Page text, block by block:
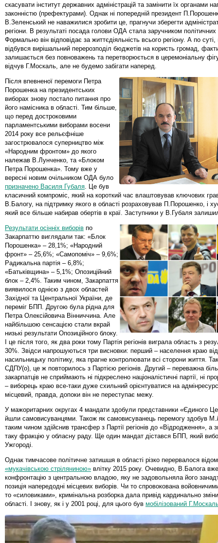
скасувати інститут державних адміністрацій та замінити їх органами
законністю (префектурами). Однак ні попередній президент
В.Зеленський не наважилися зробити це, прагнучи зберегти
регіони. В результаті посада голови ОДА стала заручником політичних
Формально він відповідає за життєдіяльність всього регіону. А по суті,
відбувся вирішальний перерозподіл бюджетів на користь громад,
залишається без повноважень та перетворюється в церемоніальну
відчув Г.Москаль, але не будемо забігати наперед.
Після впевненої перемоги Петра
Порошенка на президентських
виборах знову постало питання про
його намісника в області. Тим більше,
що перед достроковими
парламентськими виборами восени
2014 року все рельєфніше
загострювалося суперництво між
«Народним фронтом» до якого
належав В.Лунченко, та «Блоком
Петра Порошенка». Тому вже у
вересні новим очільником ОДА було
призначено Василя Губаля . Це був
класичний компроміс, який на короткий час влаштовував ключових
В.Балогу, на підтримку якого в області розраховував П.Порошенко, і
який все більше набирав обертів в краї. Заступники у В.Губаля
Результати осінніх виборів по
Закарпаттю виглядали так: «Блок
Порошенка» – 28,1%; «Народний
фронт» – 25,6%; «Самопоміч» – 9,6%;
Радикальна партія – 6,8%;
«Батьківщина» – 5,1%; Опозиційний
блок – 2,4%. Таким чином, Закарпаття
виявилося однією з двох областей
Західної та Центральної України, де
переміг БПП. Другою була рідна для
Петра Олексійовича Вінниччина. Але
найбільшою сенсацією стали вкрай
низькі результати Опозиційного блоку.
І це після того, як два роки тому Партія регіонів виграла область з
30%. Звідси напрошуються три висновки: перший – населення краю
насильницьку політику, яка прагне контролювати всі сторони життя.
СДПУ(о), це ж повторилось з Партією регіонів. Другий – переважна
закарпатців не сприймають ні підкреслено націоналістичні партії, ні
– виборець краю все-таки дуже схильний орієнтуватися на
місцевий, правда, допоки він не переступає межу.
У мажоритарних округах 4 мандати здобули представники «Єдиного
йшли самовисуванцями. Також як самовисуванець перемогу здобув
таким чином здійснив трансфер з Партії регіонів до «Відродження», а
таку фракцію у обласну раду. Ще один мандат дістався БПП, який
Ужгороді.
Однак тимчасове політичне затишшя в області різко перервалося
«мукачівською стріляниною» влітку 2015 року. Очевидно, В.Балога
конфронтацію з центральною владою, яку не задовольняла його
позиція напередодні місцевих виборів. Чи то спровокована
то «силовиками», кримінальна розборка дала привід кардинально
області. І знову, як і у 2001 році, для цього був мобілізований